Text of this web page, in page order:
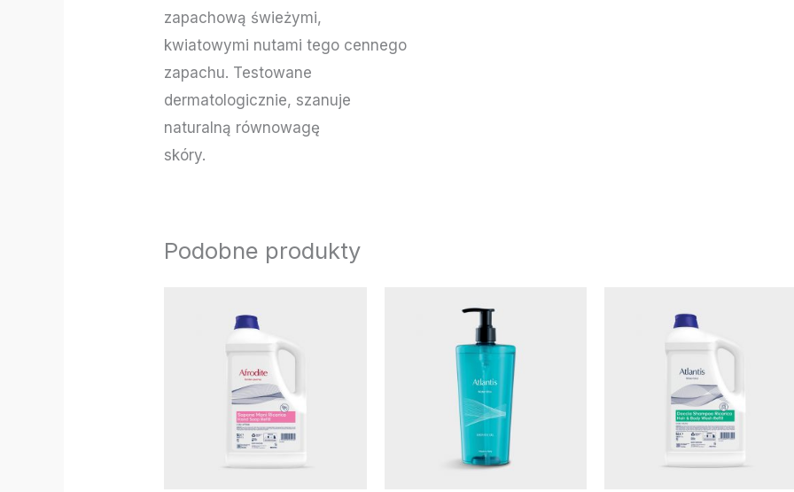
zapachową świeżymi,
kwiatowymi nutami tego cennego
zapachu. Testowane
dermatologicznie, szanuje
naturalną równowagę
skóry.
Podobne produkty